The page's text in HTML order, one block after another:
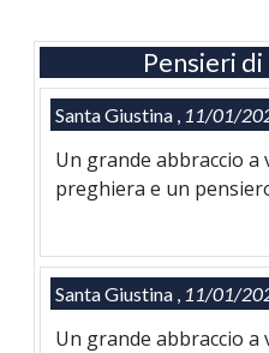
Pensieri
Santa Giustina , 11/01/
Un grande abbraccio a
preghiera e un
Santa Giustina , 11/01/
Un grande abbraccio a